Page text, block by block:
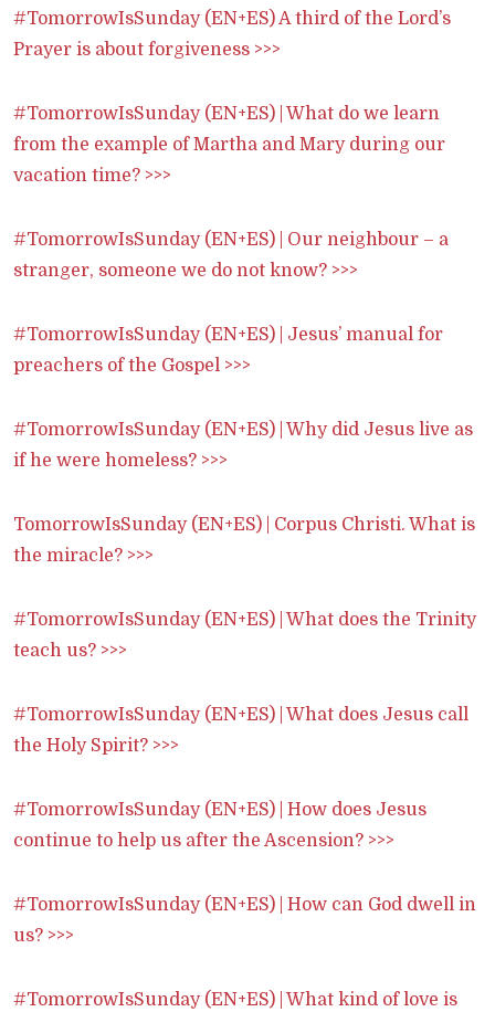
#TomorrowIsSunday (EN+ES) A third of the Lord’s
Prayer is about forgiveness >>>
#TomorrowIsSunday (EN+ES) | What do we learn
from the example of Martha and Mary during our
vacation time? >>>
#TomorrowIsSunday (EN+ES) | Our neighbour – a
stranger, someone we do not know? >>>
#TomorrowIsSunday (EN+ES) | Jesus’ manual for
preachers of the Gospel >>>
#TomorrowIsSunday (EN+ES) | Why did Jesus live as
if he were homeless? >>>
TomorrowIsSunday (EN+ES) | Corpus Christi. What is
the miracle? >>>
#TomorrowIsSunday (EN+ES) | What does the Trinity
teach us? >>>
#TomorrowIsSunday (EN+ES) | What does Jesus call
the Holy Spirit? >>>
#TomorrowIsSunday (EN+ES) | How does Jesus
continue to help us after the Ascension? >>>
#TomorrowIsSunday (EN+ES) | How can God dwell in
us? >>>
#TomorrowIsSunday (EN+ES) | What kind of love is